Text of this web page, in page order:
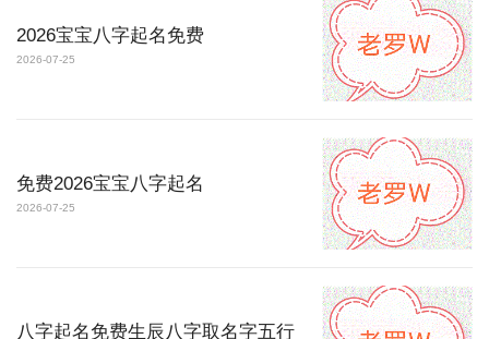
2026宝宝八字起名免费
2026-07-25
免费2026宝宝八字起名
2026-07-25
八字起名免费生辰八字取名字五行